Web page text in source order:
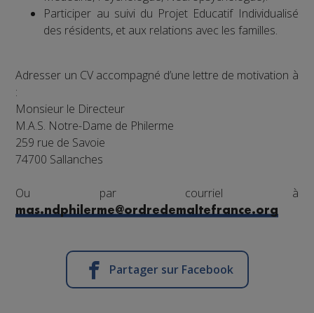
Participer au suivi du Projet Educatif Individualisé
des résidents, et aux relations avec les familles.
Adresser un CV accompagné d’une lettre de motivation à
:
Monsieur le Directeur
M.A.S. Notre-Dame de Philerme
259 rue de Savoie
74700 Sallanches
Ou par courriel à
mas.ndphilerme@ordredemaltefrance.org
Partager sur Facebook